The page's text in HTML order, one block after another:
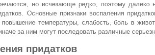
но исчезающе редко, поэтому далеко
Основные признаки воспаления
температуры, слабость, боль в
за ним могут последовать различные
придатков